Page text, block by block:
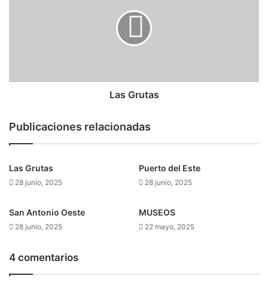
Las Grutas
Publicaciones relacionadas
Las Grutas
28 junio, 2025
Puerto del Este
28 junio, 2025
San Antonio Oeste
28 junio, 2025
MUSEOS
22 mayo, 2025
4 comentarios